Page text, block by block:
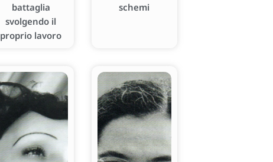
battaglia
svolgendo il
proprio lavoro
schemi